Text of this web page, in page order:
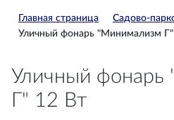
Главная страница
Садово-
Уличный фонарь "Минимализм
Уличный
Г" 12 Вт